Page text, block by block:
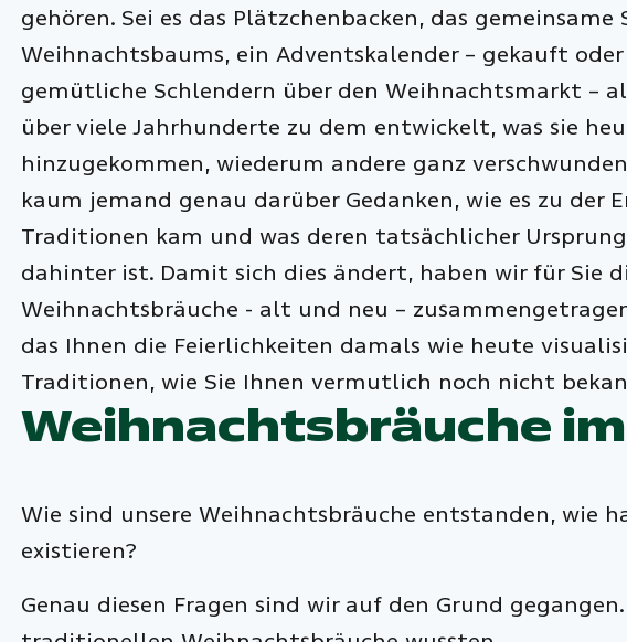
gehören. Sei es das Plätzchenbacken, das gemeinsame
Weihnachtsbaums, ein Adventskalender – gekauft
gemütliche Schlendern über den Weihnachtsmarkt –
über viele Jahrhunderte zu dem entwickelt, was sie
hinzugekommen, wiederum andere ganz
kaum jemand genau darüber Gedanken, wie es zu der
Traditionen kam und was deren tatsächlicher
dahinter ist. Damit sich dies ändert, haben wir für Sie
Weihnachtsbräuche - alt und neu –
das Ihnen die Feierlichkeiten damals wie heute
Traditionen, wie Sie Ihnen vermutlich noch nicht
Weihnachtsbräuche
Wie sind unsere Weihnachtsbräuche entstanden, wie
existieren?
Genau diesen Fragen sind wir auf den Grund